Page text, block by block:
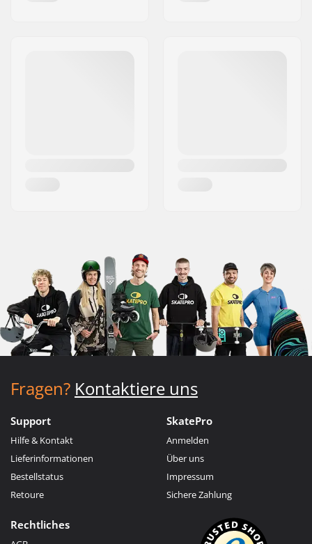
Fragen? Kontaktiere uns
Support
Hilfe & Kontakt
Lieferinformationen
Bestellstatus
Retoure
SkatePro
Anmelden
Über uns
Impressum
Sichere Zahlung
Rechtliches